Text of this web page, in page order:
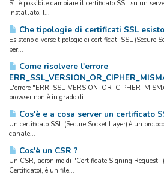
Sì, è possibile cambiare il certificato SSL su un
installato. I...
Che tipologie di certificati SSL
Esistono diverse tipologie di certificati SSL (Secure
per...
Come risolvere l'errore
L'errore
browser non è in grado di...
Cos'è e a cosa server un certificato
Un certificato SSL (Secure Socket Layer) è un
canale...
Cos'è un CSR ?
Un CSR, acronimo di "Certificate Signing
Certificato), è un file...